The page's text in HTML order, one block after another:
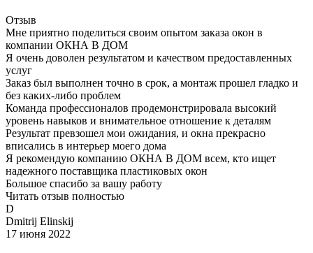
Отзыв
Мне приятно поделиться своим опытом заказа окон в
компании ОКНА В ДОМ
Я очень доволен результатом и качеством предоставленных
услуг
Заказ был выполнен точно в срок, а монтаж прошел гладко и
без каких-либо проблем
Команда профессионалов продемонстрировала высокий
уровень навыков и внимательное отношение к деталям
Результат превзошел мои ожидания, и окна прекрасно
вписались в интерьер моего дома
Я рекомендую компанию ОКНА В ДОМ всем, кто ищет
надежного поставщика пластиковых окон
Большое спасибо за вашу работу
Читать отзыв полностью
D
Dmitrij Elinskij
17 июня 2022